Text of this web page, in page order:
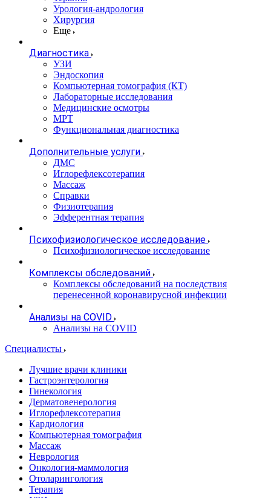
Урология-андрология
Хирургия
Еще
Диагностика
УЗИ
Эндоскопия
Компьютерная томография (КТ)
Лабораторные исследования
Медицинские осмотры
МРТ
Функциональная диагностика
Дополнительные услуги
ДМС
Иглорефлексотерапия
Массаж
Справки
Физиотерапия
Эфферентная терапия
Психофизиологическое исследование
Психофизиологическое исследование
Комплексы обследований
Комплексы обследований на последствия
перенесенной коронавирусной инфекции
Анализы на COVID
Анализы на COVID
Специалисты
Лучшие врачи клиники
Гастроэнтерология
Гинекология
Дерматовенерология
Иглорефлексотерапия
Кардиология
Компьютерная томография
Массаж
Неврология
Онкология-маммология
Отоларингология
Терапия